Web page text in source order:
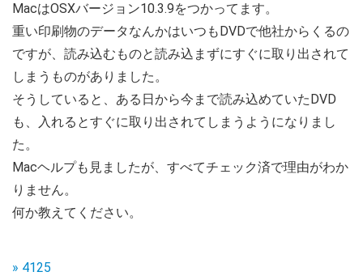
MacはOSXバージョン10.3.9をつかってます。
重い印刷物のデータなんかはいつもDVDで他社からくるの
ですが、読み込むものと読み込まずにすぐに取り出されて
しまうものがありました。
そうしていると、ある日から今まで読み込めていたDVD
も、入れるとすぐに取り出されてしまうようになりまし
た。
Macヘルプも見ましたが、すべてチェック済で理由がわか
りません。
何か教えてください。
» 4125